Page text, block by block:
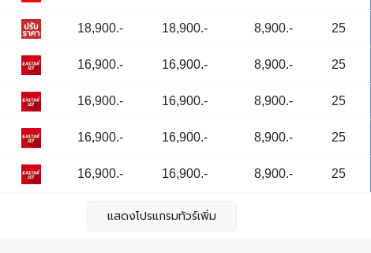
18,900.- 18,900.- 8,900.- 25
16,900.- 16,900.- 8,900.- 25
16,900.- 16,900.- 8,900.- 25
16,900.- 16,900.- 8,900.- 25
16,900.- 16,900.- 8,900.- 25
แสดงโปรแกรมทัวร์เพิ่ม